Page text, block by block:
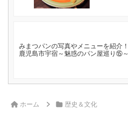
みまつパンの写真やメニューを紹介！
鹿児島市宇宿～魅惑のパン屋巡り⑮～
ホーム 歴史＆文化